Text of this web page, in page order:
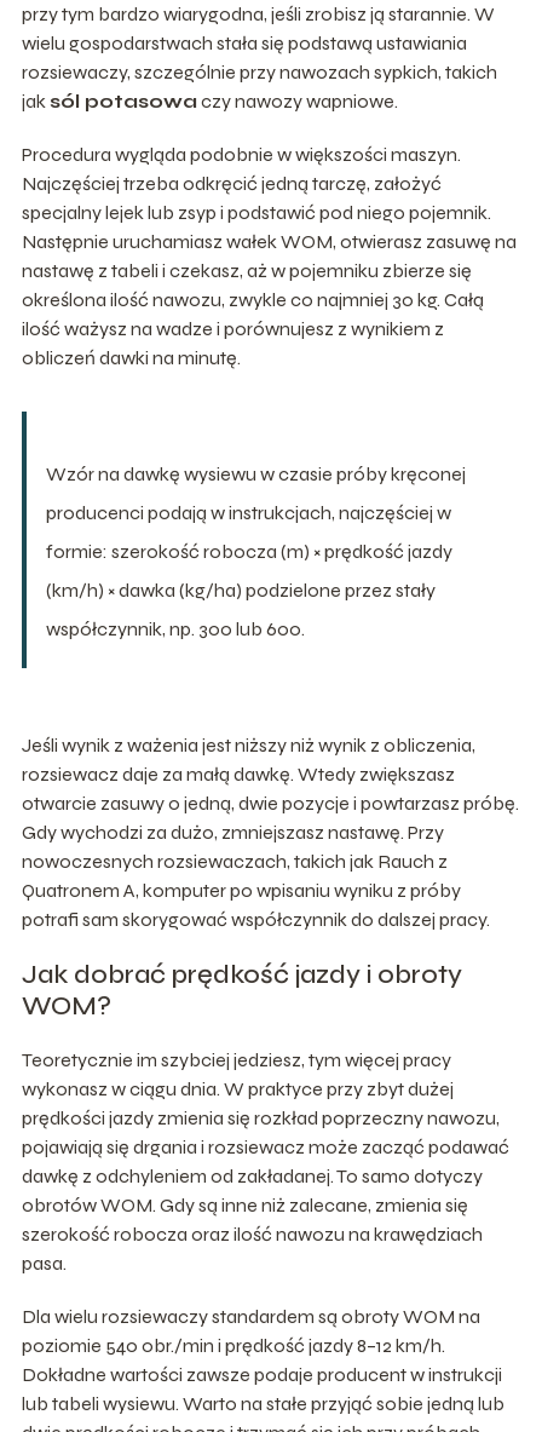
przy tym bardzo wiarygodna, jeśli zrobisz ją starannie. W
wielu gospodarstwach stała się podstawą ustawiania
rozsiewaczy, szczególnie przy nawozach sypkich, takich
jaksól potasowa czy nawozy wapniowe.
Procedura wygląda podobnie w większości maszyn.
Najczęściej trzeba odkręcić jedną tarczę, założyć
specjalny lejek lub zsyp i podstawić pod niego pojemnik.
Następnie uruchamiasz wałek WOM, otwierasz zasuwę na
nastawę z tabeli i czekasz, aż w pojemniku zbierze się
określona ilość nawozu, zwykle co najmniej 30 kg. Całą
ilość ważysz na wadze i porównujesz z wynikiem z
obliczeń dawki na minutę.
Wzór na dawkę wysiewu w czasie próby kręconej
producenci podają w instrukcjach, najczęściej w
formie: szerokość robocza (m) × prędkość jazdy
(km/h) × dawka (kg/ha) podzielone przez stały
współczynnik, np. 300 lub 600.
Jeśli wynik z ważenia jest niższy niż wynik z obliczenia,
rozsiewacz daje za małą dawkę. Wtedy zwiększasz
otwarcie zasuwy o jedną, dwie pozycje i powtarzasz próbę.
Gdy wychodzi za dużo, zmniejszasz nastawę. Przy
nowoczesnych rozsiewaczach, takich jak Rauch z
Quatronem A, komputer po wpisaniu wyniku z próby
potrafi sam skorygować współczynnik do dalszej pracy.
Jak dobrać prędkość jazdy i obroty
WOM?
Teoretycznie im szybciej jedziesz, tym więcej pracy
wykonasz w ciągu dnia. W praktyce przy zbyt dużej
prędkości jazdy zmienia się rozkład poprzeczny nawozu,
pojawiają się drgania i rozsiewacz może zacząć podawać
dawkę z odchyleniem od zakładanej. To samo dotyczy
obrotów WOM. Gdy są inne niż zalecane, zmienia się
szerokość robocza oraz ilość nawozu na krawędziach
pasa.
Dla wielu rozsiewaczy standardem są obroty WOM na
poziomie 540 obr./min i prędkość jazdy 8–12 km/h.
Dokładne wartości zawsze podaje producent w instrukcji
lub tabeli wysiewu. Warto na stałe przyjąć sobie jedną lub